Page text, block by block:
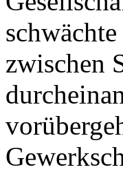
zwischen